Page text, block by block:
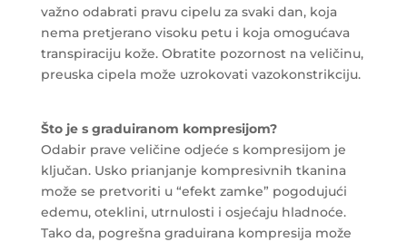
važno odabrati pravu cipelu za svaki dan, koja
nema pretjerano visoku petu i koja omogućava
transpiraciju kože. Obratite pozornost na veličinu,
preuska cipela može uzrokovati vazokonstrikciju.
Što je s graduiranom kompresijom?
Odabir prave veličine odjeće s kompresijom je
ključan. Usko prianjanje kompresivnih tkanina
može se pretvoriti u “efekt zamke” pogodujući
edemu, oteklini, utrnulosti i osjećaju hladnoće.
Tako da, pogrešna graduirana kompresija može